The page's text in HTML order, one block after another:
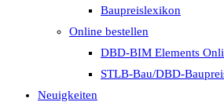
Baupreislexikon
Online bestellen
DBD-BIM Elements
STLB-Bau/DBD-
Neuigkeiten